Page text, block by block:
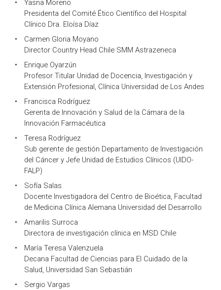
Yasna Moreno
Presidenta del Comité Ético Científico del Hospital
Clínico Dra. Eloísa Díaz
Carmen Gloria Moyano
Director Country Head Chile SMM Astrazeneca
Enrique Oyarzún
Profesor Titular Unidad de Docencia, Investigación y
Extensión Profesional, Clínica Universidad de Los Andes
Francisca Rodríguez
Gerenta de Innovación y Salud de la Cámara de la
Innovación Farmacéutica
Teresa Rodríguez
Sub gerente de gestión Departamento de Investigación
del Cáncer y Jefe Unidad de Estudios Clínicos (UIDO-
FALP)
Sofía Salas
Docente Investigadora del Centro de Bioética, Facultad
de Medicina Clínica Alemana Universidad del Desarrollo
Amarilis Surroca
Directora de investigación clínica en MSD Chile
María Teresa Valenzuela
Decana Facultad de Ciencias para El Cuidado de la
Salud, Universidad San Sebastián
Sergio Vargas